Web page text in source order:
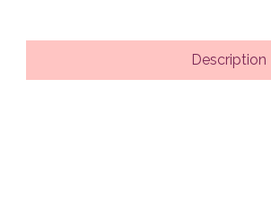
Description